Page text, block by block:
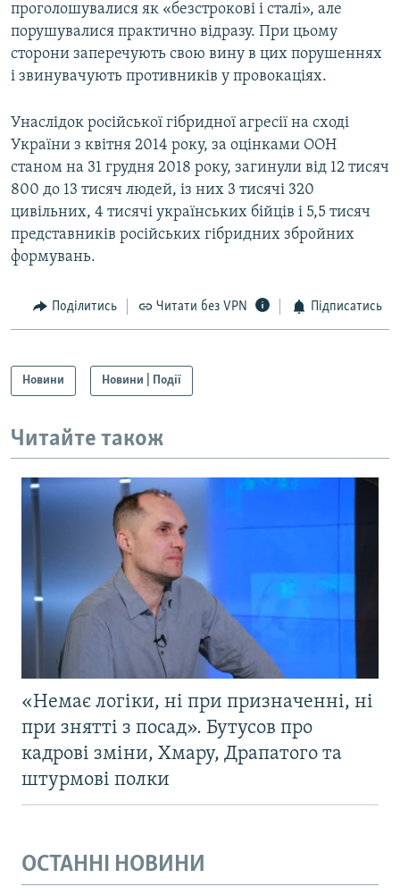
проголошувалися як «безстрокові і сталі», але
порушувалися практично відразу. При цьому
сторони заперечують свою вину в цих порушеннях
і звинувачують противників у провокаціях.
Унаслідок російської гібридної агресії на сході
України з квітня 2014 року, за оцінками ООН
станом на 31 грудня 2018 року, загинули від 12 тисяч
800 до 13 тисяч людей, із них 3 тисячі 320
цивільних, 4 тисячі українських бійців і 5,5 тисяч
представників російських гібридних збройних
формувань.
Поділитись Читати без VPN Підписатись
Новини Новини | Події
Читайте також
«Немає логіки, ні при призначенні, ні
при знятті з посад». Бутусов про
кадрові зміни, Хмару, Драпатого та
штурмові полки
ОСТАННІ НОВИНИ